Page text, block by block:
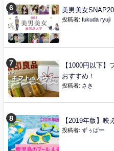
美男美女
投稿者: fukuda ryuji
【1000円以下】
おすすめ！
投稿者: さき
【2019年版】映
投稿者: ずぅばー